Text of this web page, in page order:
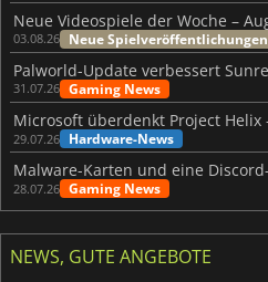
03.08.26 Neue Spielveröffentlichungen
31.07.26 Gaming News
29.07.26 Hardware-News
28.07.26 Gaming News
NEWS, GUTE ANGEBOTE